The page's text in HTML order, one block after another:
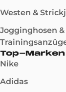
Westen &
Jogginghosen &
Top-Marken
Nike
Adidas